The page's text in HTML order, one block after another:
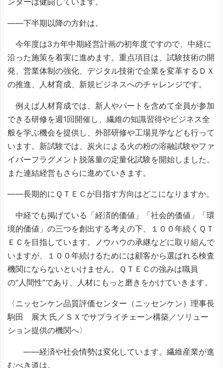
――下半期以降の方針は。
今年度は3カ年中期経営計画の初年度ですので、中経に
沿った施策を着実に進めます。重点項目は、試験技術の開
発、営業体制の強化、デジタル技術で企業を変革するＤＸ
の推進、人材育成、新規ビジネスへのチャレンジです。
例えば人材育成では、新人やパートを含めて全員が参加
できる研修を週1回開催し、繊維の知識習得やビジネス全
般を学ぶ機会を提供し、外部研修や工場見学なども行って
います。新試験では、炭火による火の粉の溶融試験やファ
イバーフラグメント脱落量の定量化試験を開始しました。
また連結経営もさらに進めていきます。
――長期的にＱＴＥＣが目指す方向はどこになりますか。
中経でも掲げている「経済的価値」「社会的価値」「環
境的価値」の三つを創出する考えの下、１００年続くＱＴ
ＥＣを目指しています。ノウハウの承継などに取り組んで
いますが、１００年続けるためには顧客から選ばれる検査
機関にならないといけません。ＱＴＥＣの強みは職員
の“人間性”であり、人材にもっと磨きをかけていきます。
〈ニッセンケン品質評価センター（ニッセンケン）理事長
駒田 展大 氏／ＳＸでサプライチェーン構築／ソリュー
ション提供の機関へ〉
――経済や社会情勢は変化しています。繊維産業が進
むべき道は。